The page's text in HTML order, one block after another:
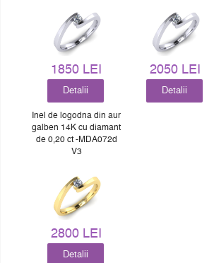
1850 LEI
Detalii
2050 LEI
Detalii
Inel de logodna din aur
galben 14K cu diamant
de 0,20 ct -MDA072d
V3
2800 LEI
Detalii